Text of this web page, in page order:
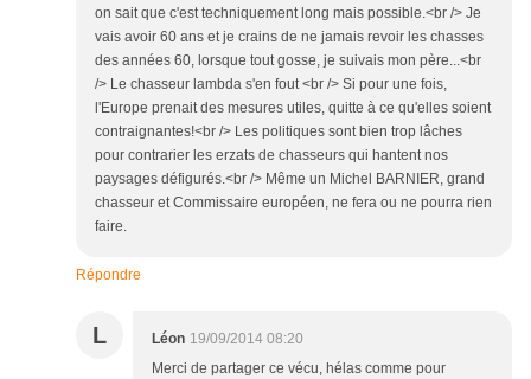
on sait que c'est techniquement long mais possible.<br /> Je
vais avoir 60 ans et je crains de ne jamais revoir les chasses
des années 60, lorsque tout gosse, je suivais mon père...<br
/> Le chasseur lambda s'en fout <br /> Si pour une fois,
l'Europe prenait des mesures utiles, quitte à ce qu'elles soient
contraignantes!<br /> Les politiques sont bien trop lâches
pour contrarier les erzats de chasseurs qui hantent nos
paysages défigurés.<br /> Même un Michel BARNIER, grand
chasseur et Commissaire européen, ne fera ou ne pourra rien
faire.
Répondre
L Léon 19/09/2014 08:20
Merci de partager ce vécu, hélas comme pour